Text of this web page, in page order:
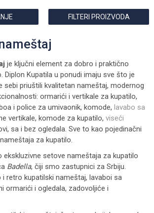
FILTERI PROIZVODA
je ključni element za dobro i praktično
Diplon Kupatila u ponudi imaju sve što je
sebi priuštili kvalitetan nameštaj, modernog
ormarići i vertikale za kupatilo,
i police za umivaonik, komode, lavabo sa
vertikale, komode za kupatilo, viseći
sa i bez ogledala. Sve to kao pojedinačni
za kupatilo.
ekskluzivne setove nameštaja za kupatilo
Badella, čiji smo zastupnici za Srbiju.
i retro kupatilski nameštaj, lavaboi sa
ormarići i ogledala, zadovoljiće i